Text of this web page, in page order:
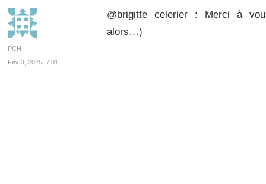
PCH
Fév 3, 2025, 7:01
@brigitte celerier : Merci à
alors…)